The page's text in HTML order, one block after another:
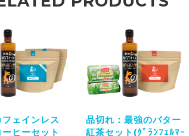
ェインレス
ヒーセット
品切れ：最強のバター
紅茶セット(ｸﾞﾗﾝﾌｪﾙﾏｰ